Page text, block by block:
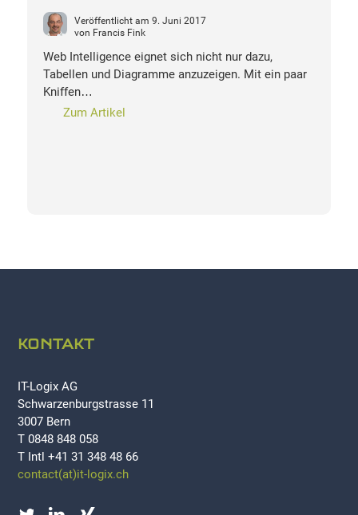
Veröffentlicht am 9. Juni 2017
von Francis Fink
Web Intelligence eignet sich nicht nur dazu,
Tabellen und Diagramme anzuzeigen. Mit ein paar
Kniffen…
Zum Artikel
KONTAKT
IT-Logix AG
Schwarzenburgstrasse 11
3007 Bern
T 0848 848 058
T Intl +41 31 348 48 66
contact(at)it-logix.ch